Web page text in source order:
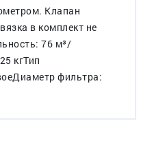
Клапан
в комплект не
76 м³/
кгТип
фильтра: